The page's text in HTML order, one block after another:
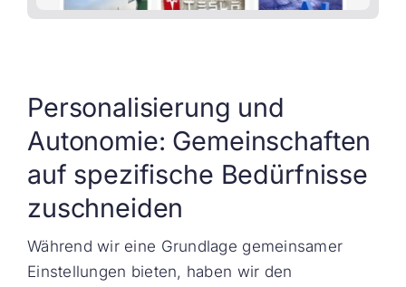
Personalisierung und
Autonomie: Gemeinschaften
auf spezifische Bedürfnisse
zuschneiden
Während wir eine Grundlage gemeinsamer
Einstellungen bieten, haben wir den